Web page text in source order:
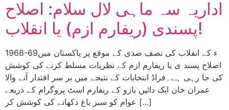
اداریہ سہ ماہی لال سلام: اصلاح
پسندی (ریفارم ازم) یا انقلاب!
1968-69ء کے انقلاب کی نصف صدی کے موقع پر پاکستان میں
اصلاح پسند ی یا ریفارم ازم کے نظریات مسلط کرنے کی کوشش
کی جا رہی ہے۔فراڈ انتخابات کے نتیجے میں بر سر اقتدار آنے والا
عمران خان ایک دائیں بازو کے ریفارم اسٹ پروگرام کے ذریعے
عوام کو سبز باغ دکھانے کی کوشش کر […]